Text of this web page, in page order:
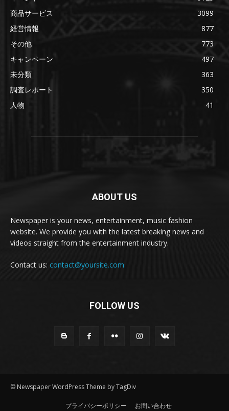
商品サービス
3099
経営情報
877
その他
773
キャンペーン
497
未分類
363
調査レポート
350
人物
41
ABOUT US
Newspaper is your news, entertainment, music fashion
website. We provide you with the latest breaking news and
videos straight from the entertainment industry.
Contact us: contact@yoursite.com
FOLLOW US
© Newspaper WordPress Theme by TagDiv
プライバシーポリシー お問い合わせ